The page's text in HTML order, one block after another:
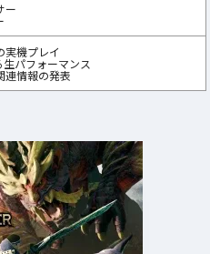
ー
実機プレイ
生パフォーマンス
連情報の発表